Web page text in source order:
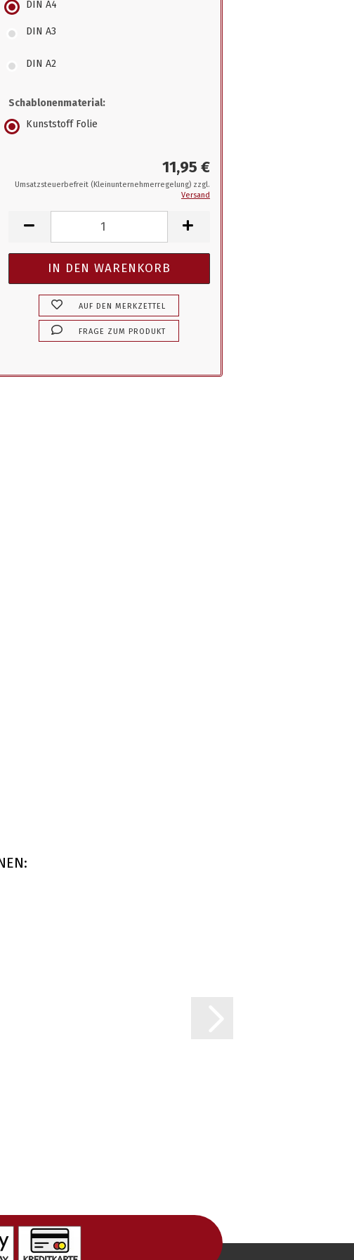
DIN A4
DIN A3
DIN A2
Schablonenmaterial:
Kunststoff Folie
11,95 €
Umsatzsteuerbefreit (Kleinunternehmerregelung) zzgl.
Versand
AUF DEN MERKZETTEL
FRAGE ZUM PRODUKT